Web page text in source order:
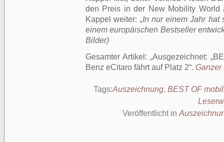
den Preis in der New Mobility World
Kappel weiter: „In nur einem Jahr
einem europäischen Bestseller
Bilder)
Gesamter Artikel:
Ausgezeichnet:
Benz eCitaro fährt auf Platz 2 . Ganzer
Tags:Auszeichnung, BEST OF
Veröffentlicht in